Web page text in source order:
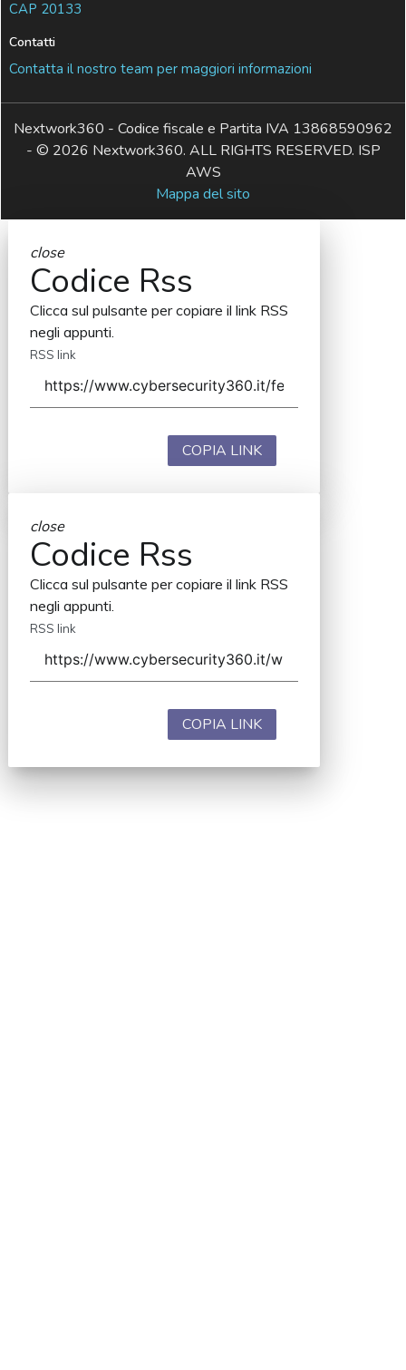
CAP 20133
Contatti
Contatta il nostro team per maggiori informazioni
Nextwork360 - Codice fiscale e Partita IVA 13868590962
- © 2026 Nextwork360. ALL RIGHTS RESERVED. ISP
AWS
Mappa del sito
close
Codice Rss
Clicca sul pulsante per copiare il link RSS
negli appunti.
RSS link
COPIA LINK
close
Codice Rss
Clicca sul pulsante per copiare il link RSS
negli appunti.
RSS link
COPIA LINK